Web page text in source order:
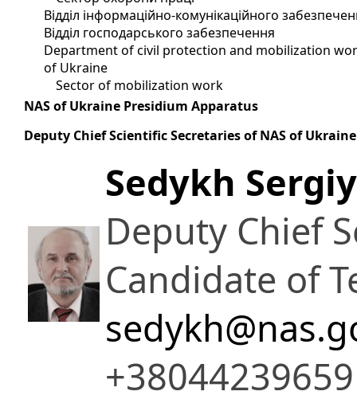
Відділ інформаційно-комунікаційного
Відділ господарського забезпечення
Department of civil protection and mobilization
of Ukraine
Sector of mobilization work
NAS of Ukraine Presidium Apparatus
Deputy Chief Scientific Secretaries of NAS of Ukraine
Sedykh
Deputy Chief
Candidate of